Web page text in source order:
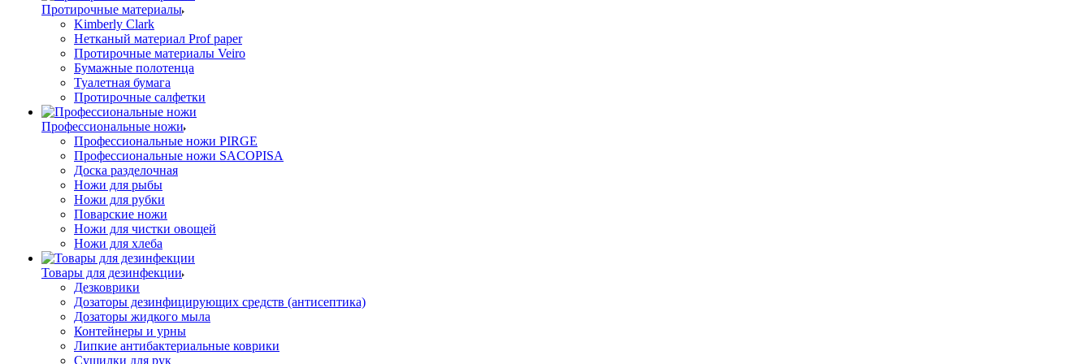
Протирочные материалы
Kimberly Clark
Нетканый материал Prof paper
Протирочные материалы Veiro
Бумажные полотенца
Туалетная бумага
Протирочные салфетки
Профессиональные ножи
Профессиональные ножи PIRGE
Профессиональные ножи SACOPISA
Доска разделочная
Ножи для рыбы
Ножи для рубки
Поварские ножи
Ножи для чистки овощей
Ножи для хлеба
Товары для дезинфекции
Дезковрики
Дозаторы дезинфицирующих средств (антисептика)
Дозаторы жидкого мыла
Контейнеры и урны
Липкие антибактериальные коврики
Сушилки для рук